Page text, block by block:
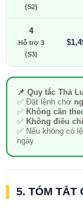
(S2)
4
Hỗ trợ 3
(S3)
📌 Quy tắc Thả
✅ Đặt lệnh chờ
✅ Không cần
✅ Không điều
✅ Nếu không có
ngày
5. TÓM TẮT